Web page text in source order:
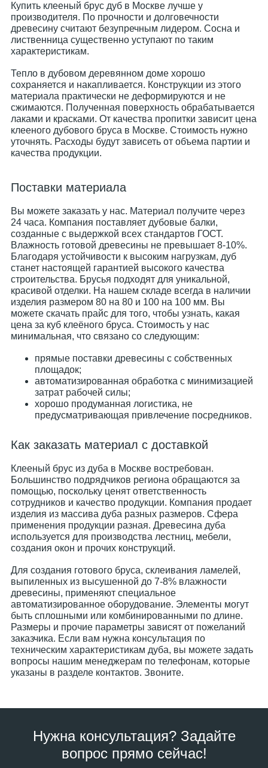
Купить клееный брус дуб в Москве лучше у
производителя. По прочности и долговечности
древесину считают безупречным лидером. Сосна и
лиственница существенно уступают по таким
характеристикам.
Тепло в дубовом деревянном доме хорошо
сохраняется и накапливается. Конструкции из этого
материала практически не деформируются и не
сжимаются. Полученная поверхность обрабатывается
лаками и красками. От качества пропитки зависит цена
клееного дубового бруса в Москве. Стоимость нужно
уточнять. Расходы будут зависеть от объема партии и
качества продукции.
Поставки материала
Вы можете заказать у нас. Материал получите через
24 часа. Компания поставляет дубовые балки,
созданные с выдержкой всех стандартов ГОСТ.
Влажность готовой древесины не превышает 8-10%.
Благодаря устойчивости к высоким нагрузкам, дуб
станет настоящей гарантией высокого качества
строительства. Брусья подходят для уникальной,
красивой отделки. На нашем складе всегда в наличии
изделия размером 80 на 80 и 100 на 100 мм. Вы
можете скачать прайс для того, чтобы узнать, какая
цена за куб клеёного бруса. Стоимость у нас
минимальная, что связано со следующим:
прямые поставки древесины с собственных
площадок;
автоматизированная обработка с минимизацией
затрат рабочей силы;
хорошо продуманная логистика, не
предусматривающая привлечение посредников.
Как заказать материал с доставкой
Клееный брус из дуба в Москве востребован.
Большинство подрядчиков региона обращаются за
помощью, поскольку ценят ответственность
сотрудников и качество продукции. Компания продает
изделия из массива дуба разных размеров. Сфера
применения продукции разная. Древесина дуба
используется для производства лестниц, мебели,
создания окон и прочих конструкций.
Для создания готового бруса, склеивания ламелей,
выпиленных из высушенной до 7-8% влажности
древесины, применяют специальное
автоматизированное оборудование. Элементы могут
быть сплошными или комбинированными по длине.
Размеры и прочие параметры зависят от пожеланий
заказчика. Если вам нужна консультация по
техническим характеристикам дуба, вы можете задать
вопросы нашим менеджерам по телефонам, которые
указаны в разделе контактов. Звоните.
Нужна консультация? Задайте
вопрос прямо сейчас!